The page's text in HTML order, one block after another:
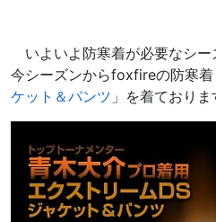
いよいよ防寒着が必要なシー
今シーズンからfoxfireの防寒着
ケット＆パンツ 」を着ておりま